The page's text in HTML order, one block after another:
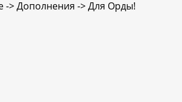
-> Дополнения -> Для Орды!